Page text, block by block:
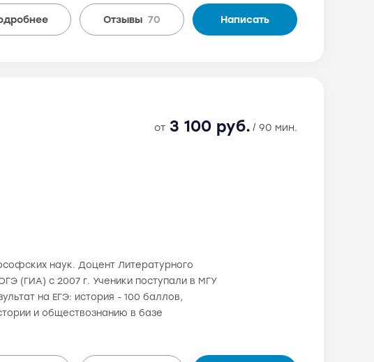
Отзывы 70 Написать
от 3 100 руб. / 90 мин.
наук. Доцент Литературного
(ГИА) с 2007 г. Ученики поступали в МГУ
на ЕГЭ: история - 100 баллов,
и обществознанию в базе